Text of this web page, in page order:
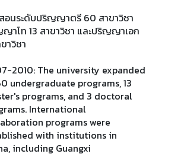
อนระดับปริญญาตรี 60 สาขาวิชา
าโท 13 สาขาวิชา และปริญญาเอก
าวิชา
2010: The university expanded
undergraduate programs, 13
programs, and 3 doctoral
International
programs were
with institutions in
including Guangxi